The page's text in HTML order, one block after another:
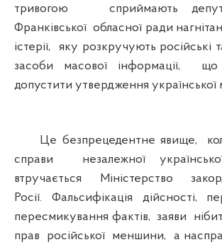
тривогою сприймають
Франківської обласної ради
істерії, яку розкручують російські
засоби масової інформації,
допустити утвердження української
Це безпрецедентне явище,
справи незалежної
втручається Міністерство
Росії. Фальсифікація дійсності,
пересмикування фактів, заяви
прав російської меншини, а